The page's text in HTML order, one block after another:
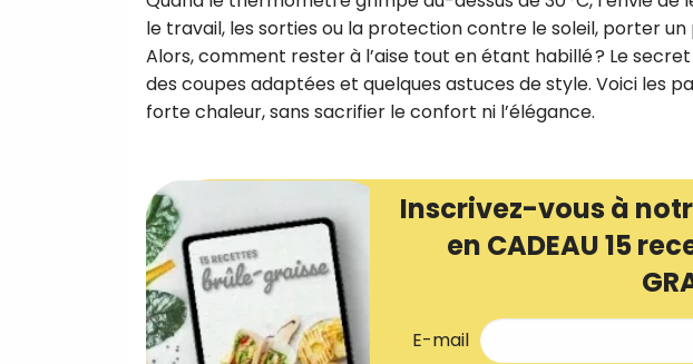
le travail, les sorties ou la protection contre le soleil, porter
Alors, comment rester à l’aise tout en étant habillé ? Le
des coupes adaptées et quelques astuces de style. Voici les
forte chaleur, sans sacrifier le confort ni l’élégance.
Inscrivez-vous à
en CADEAU 15
E-mail